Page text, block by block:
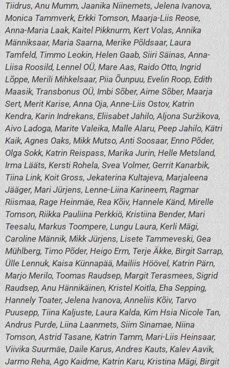
Tiidrus, Anu Mumm, Jaanika Niinemets, Jelena Ivanova,
Monica Tammverk, Erkki Tomson, Maarja-Liis Reose,
Anna-Maria Laak, Kaitel Pikknurm, Kert Volas, Annika
Männiksaar, Maria Saarna, Merike Põldsaar, Laura
Tamfeld, Timmo Leokin, Helen Gaab, Siiri Säinas, Anna-
Liisa Roosild, Lennel OÜ, Mare Aas, Raido Otto, Ingrid
Lõppe, Merili Mihkelsaar, Piia Õunpuu, Evelin Roop, Edith
Maasik, Transbonus OÜ, Imbi Sõber, Aime Sõber, Maarja
Sert, Merit Karise, Anna Oja, Anne-Liis Ostov, Katrin
Kendra, Karin Indrekans, Eliisabet Jahilo, Aljona Suržikova,
Aivo Ladoga, Marite Valeika, Malle Alaru, Peep Jahilo, Kätri
Kaik, Agnes Oaks, Mikk Mutso, Anti Soosaar, Enno Põder,
Olga Sokk, Katrin Reispass, Marika Jurin, Helle Metsland,
Irma Lääts, Kersti Rohela, Svea Volmer, Gerrit Kanarbik,
Tiina Link, Koit Gross, Jekaterina Kultajeva, Marjaleena
Jääger, Mari Jürjens, Lenne-Liina Karineem, Ragmar
Riismaa, Rage Heinmäe, Rea Kõiv, Hannele Känd, Mirelle
Tomson, Riikka Pauliina Perkkiö, Kristiina Bender, Mari
Teesalu, Markus Toompere, Lungu Laura, Kerli Mägi,
Caroline Männik, Mikk Jürjens, Lisete Tammeveski, Gea
Mühlberg, Timo Põder, Heigo Erm, Terje Äkke, Birgit Sarrap,
Ülle Lennuk, Kaisa Künnapää, Mailiis Höövel, Katrin Pärn,
Marjo Merilo, Toomas Raudsep, Margit Terasmees, Sigrid
Raudsep, Anu Hännikäinen, Kristel Koitla, Eha Sepping,
Hannely Toater, Jelena Ivanova, Anneliis Kõiv, Tarvo
Puusepp, Tiina Kaljuste, Laura Kalda, Kim Hsia Nicole Tan,
Andrus Purde, Liina Laanmets, Siim Sinamae, Niina
Tomson, Astrid Tasane, Katrin Tamm, Mari-Liis Heinsaar,
Viivika Suurmäe, Daile Karus, Andres Kauts, Kalev Aavik,
Jarmo Reha, Ago Kaidme, Katrin Karu, Kristina Mägi, Birgit